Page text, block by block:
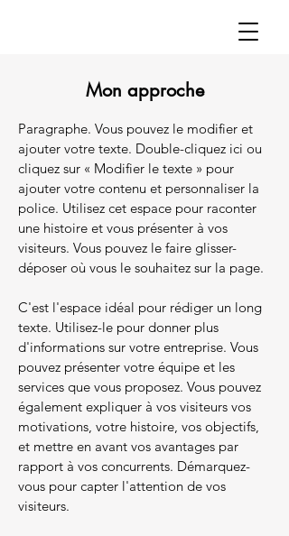
Mon approche
Paragraphe. Vous pouvez le modifier et
ajouter votre texte. Double-cliquez ici ou
cliquez sur « Modifier le texte » pour
ajouter votre contenu et personnaliser la
police. Utilisez cet espace pour raconter
une histoire et vous présenter à vos
visiteurs. Vous pouvez le faire glisser-
déposer où vous le souhaitez sur la page.
C'est l'espace idéal pour rédiger un long
texte. Utilisez-le pour donner plus
d'informations sur votre entreprise. Vous
pouvez présenter votre équipe et les
services que vous proposez. Vous pouvez
également expliquer à vos visiteurs vos
motivations, votre histoire, vos objectifs,
et mettre en avant vos avantages par
rapport à vos concurrents. Démarquez-
vous pour capter l'attention de vos
visiteurs.